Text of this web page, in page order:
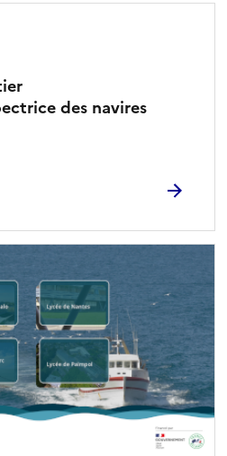
des navires